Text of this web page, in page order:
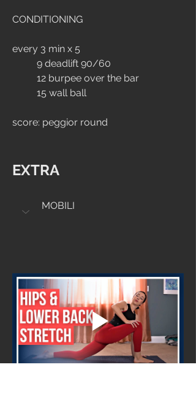
CONDITIONING
every 3 min x 5
	9 deadlift 90/60
	12 burpee over the bar
	15 wall ball
score: peggior round
EXTRA
MOBILI